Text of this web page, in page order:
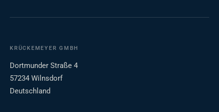
KRÜCKEMEYER GMBH
Dortmunder Straße 4
57234 Wilnsdorf
Deutschland